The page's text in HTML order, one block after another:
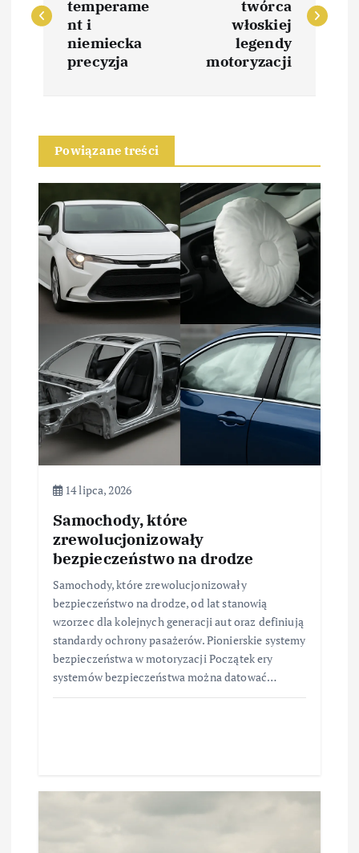
w
c
a
w
p
s
u
temperame
nt i
niemiecka
precyzja
twórca
włoskiej
legendy
motoryzacji
Powiązane treści
14 lipca, 2026
Samochody, które
zrewolucjonizowały
bezpieczeństwo na drodze
Samochody, które zrewolucjonizowały
bezpieczeństwo na drodze, od lat stanowią
wzorzec dla kolejnych generacji aut oraz definiują
standardy ochrony pasażerów. Pionierskie systemy
bezpieczeństwa w motoryzacji Początek ery
systemów bezpieczeństwa można datować…